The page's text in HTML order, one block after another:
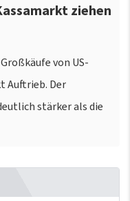
ziehen
von US-
Auftrieb. Der
stärker als die